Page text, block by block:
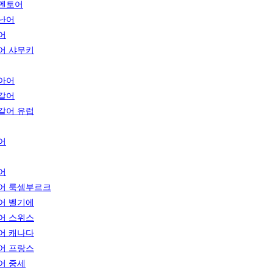
토어
어
샤무키
어
어
어 유럽
룩셈부르크
벨기에
스위스
캐나다
프랑스
중세